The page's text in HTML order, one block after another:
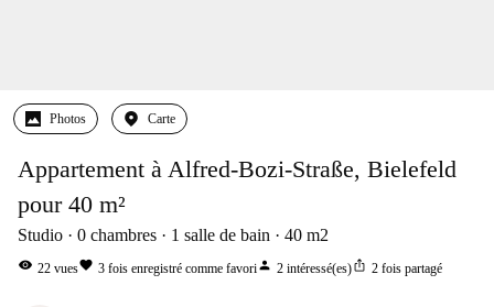
Photos Carte
Appartement à Alfred-Bozi-Straße, Bielefeld
pour 40 m²
Studio 0 chambres 1 salle de bain 40 m2
visibility 22 vuesfavorite 3 fois enregistré comme favoriperson 2 intéressé(es)ios_share 2 fois partagé